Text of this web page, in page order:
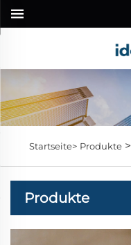
Startseite> Produkte>
Produkte